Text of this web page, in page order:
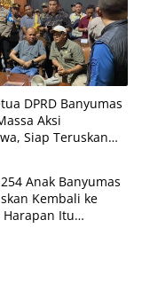
DPRD Banyumas
Aksi
Siap Teruskan
Anak Banyumas
Kembali ke
Harapan Itu